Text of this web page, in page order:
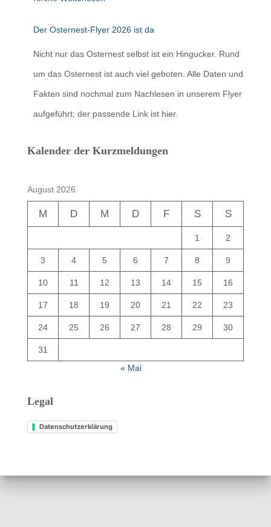
Der Osternest-Flyer 2026 ist da
Nicht nur das Osternest selbst ist ein Hingucker. Rund
um das Osternest ist auch viel geboten. Alle Daten und
Fakten sind nochmal zum Nachlesen in unserem Flyer
aufgeführt; der passende Link ist hier.
Kalender der Kurzmeldungen
August 2026
M D M D F S S
1 2
3 4 5 6 7 8 9
10 11 12 13 14 15 16
17 18 19 20 21 22 23
24 25 26 27 28 29 30
31
« Mai
Legal
Datenschutzerklärung